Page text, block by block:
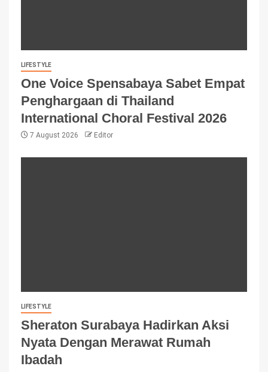
LIFESTYLE
One Voice Spensabaya Sabet Empat
Penghargaan di Thailand
International Choral Festival 2026
7 August 2026 Editor
LIFESTYLE
Sheraton Surabaya Hadirkan Aksi
Nyata Dengan Merawat Rumah
Ibadah